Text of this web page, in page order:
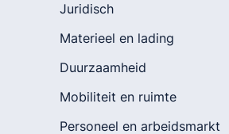
Juridisch
Materieel en lading
Duurzaamheid
Mobiliteit en ruimte
Personeel en arbeidsmarkt